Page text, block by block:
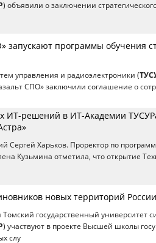
) объявили о заключении
запускают программы обучения
управления и радиоэлектроники (
СПО» заключили соглашение о сотр
ИТ-решений в ИТ-Академии
Сергей Харьков. Проректор по
Кузьмина отметила, что открытие
новых территорий
Томский государственный университет
) участвуют в проекте Высшей школы
слу